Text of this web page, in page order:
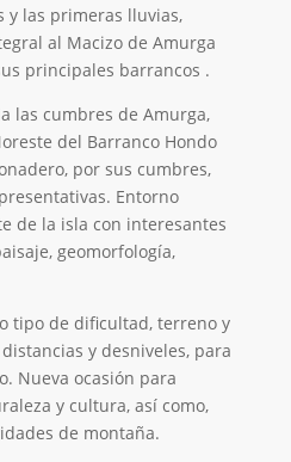
y las primeras lluvias,
al Macizo de Amurga
principales barrancos .
las cumbres de Amurga,
del Barranco Hondo
por sus cumbres,
Entorno
de la isla con interesantes
geomorfología,
tipo de dificultad, terreno y
y desniveles, para
Nueva ocasión para
y cultura, así como,
de montaña.